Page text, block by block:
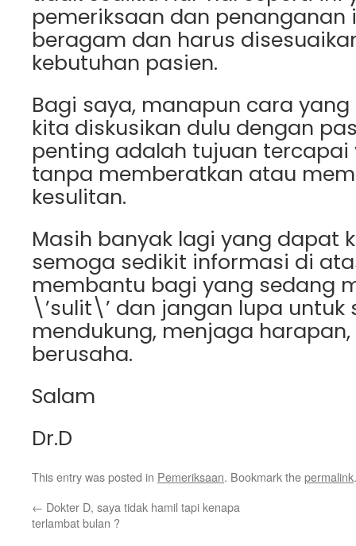
pemeriksaan dan
beragam dan harus
kebutuhan pasien.
Bagi saya, manapun cara
kita diskusikan dulu dengan
penting adalah tujuan tercapai
tanpa memberatkan atau
kesulitan.
Masih banyak lagi yang dapat
semoga sedikit informasi di
membantu bagi yang sedang
\’sulit\’ dan jangan lupa untuk
mendukung, menjaga
berusaha.
Salam
Dr.D
This entry was posted in Pemeriksaan. Bookmark thepermalink.
← Dokter D, saya tidak hamil tapi kenapa
terlambat bulan ?